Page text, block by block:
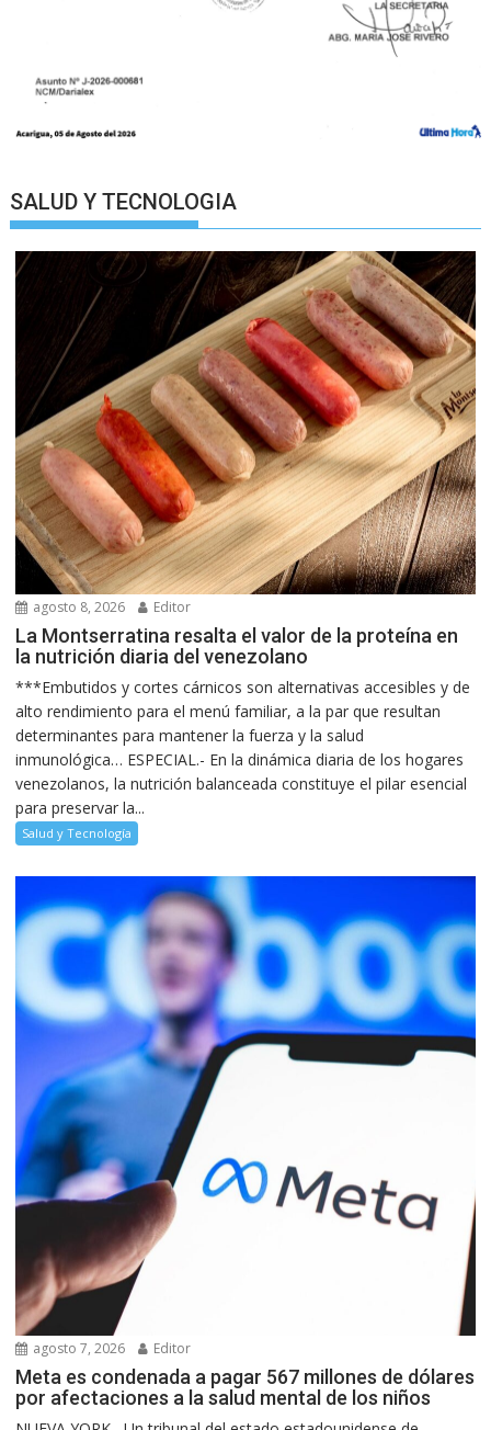
SALUD Y TECNOLOGIA
agosto 8, 2026 Editor
La Montserratina resalta el valor de la proteína en
la nutrición diaria del venezolano
***Embutidos y cortes cárnicos son alternativas accesibles y de
alto rendimiento para el menú familiar, a la par que resultan
determinantes para mantener la fuerza y la salud
inmunológica… ESPECIAL.- En la dinámica diaria de los hogares
venezolanos, la nutrición balanceada constituye el pilar esencial
para preservar la...
Salud y Tecnología
agosto 7, 2026 Editor
Meta es condenada a pagar 567 millones de dólares
por afectaciones a la salud mental de los niños